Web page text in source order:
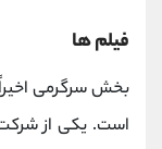
فیلم ها
بخش سرگرمی